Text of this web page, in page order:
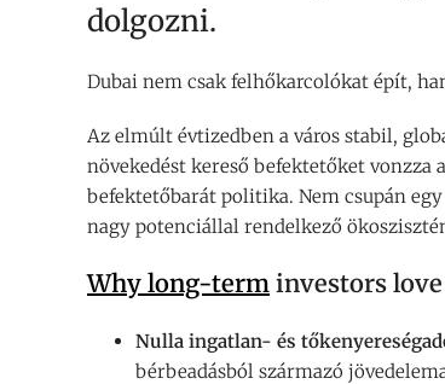
dolgozni.
Dubai nem csak felhőkarcolókat épít,
Az elmúlt évtizedben a város stabil,
növekedést kereső befektetőket vonzza
befektetőbarát politika. Nem csupán
nagy potenciállal rendelkező
Why long-term investors
Nulla ingatlan- és
bérbeadásból származó